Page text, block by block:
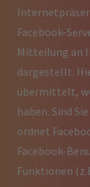
Facebook-
Mitteilung an
dargestellt.
übermittelt,
haben. Sind
ordnet
Facebook-
Funktionen